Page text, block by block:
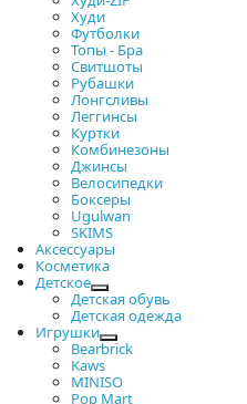
Худи
Футболки
Топы - Бра
Свитшоты
Рубашки
Лонгсливы
Леггинсы
Куртки
Комбинезоны
Джинсы
Велосипедки
Боксеры
Ugulwan
SKIMS
Аксессуары
Косметика
Детское
Детская обувь
Детская одежда
Игрушки
Bearbrick
Kaws
MINISO
Pop Mart